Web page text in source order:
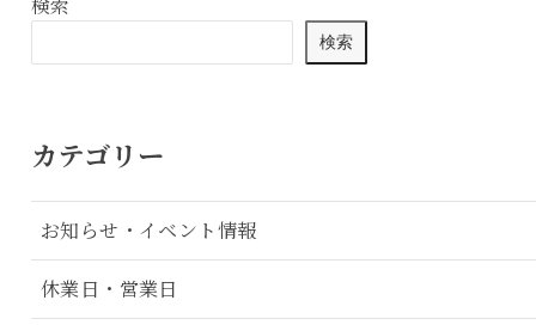
検索
検索
カテゴリー
お知らせ・イベント情報
休業日・営業日